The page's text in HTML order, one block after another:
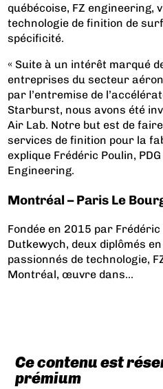
québécoise, FZ engineering,
technologie de finition de
spécificité.
« Suite à un intérêt marqué
entreprises du secteur
par l’entremise de
Starburst, nous avons été
Air Lab. Notre but est de
services de finition pour la
explique Frédéric Poulin,
Engineering.
Montréal – Paris Le
Fondée en 2015 par
Dutkewych, deux diplômés
passionnés de technologie,
Montréal, œuvre dans...
Ce contenu est
prémium